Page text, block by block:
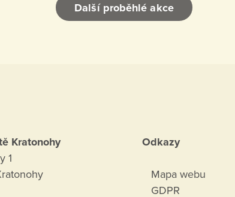
Další proběhlé akce
Kratonohy
1
Odkazy
Mapa webu
GDPR